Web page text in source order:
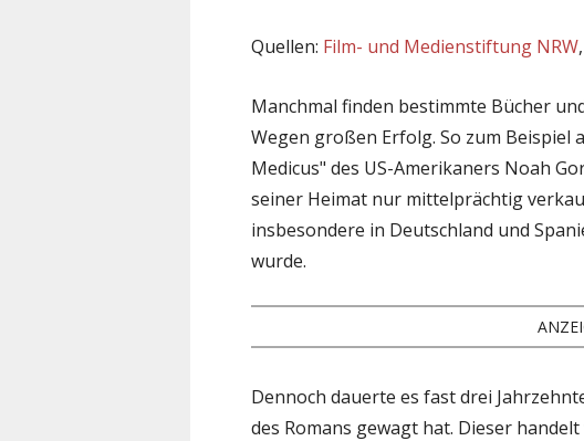
Quellen: Film- und Medienstiftung NRW,
Manchmal finden bestimmte Bücher
Wegen großen Erfolg. So zum Beispiel
Medicus" des US-Amerikaners Noah
seiner Heimat nur mittelprächtig
insbesondere in Deutschland und
wurde.
Dennoch dauerte es fast drei
des Romans gewagt hat. Dieser